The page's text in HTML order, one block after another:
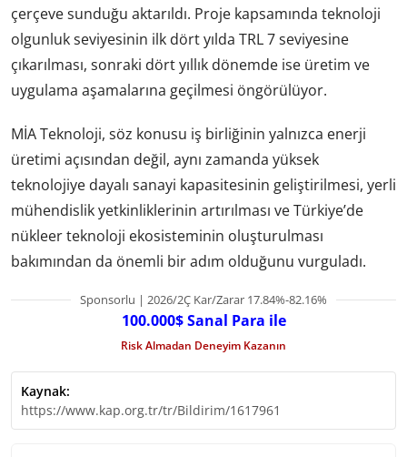
çerçeve sunduğu aktarıldı. Proje kapsamında teknoloji
olgunluk seviyesinin ilk dört yılda TRL 7 seviyesine
çıkarılması, sonraki dört yıllık dönemde ise üretim ve
uygulama aşamalarına geçilmesi öngörülüyor.
MİA Teknoloji, söz konusu iş birliğinin yalnızca enerji
üretimi açısından değil, aynı zamanda yüksek
teknolojiye dayalı sanayi kapasitesinin geliştirilmesi, yerli
mühendislik yetkinliklerinin artırılması ve Türkiye’de
nükleer teknoloji ekosisteminin oluşturulması
bakımından da önemli bir adım olduğunu vurguladı.
Sponsorlu | 2026/2Ç Kar/Zarar 17.84%-82.16%
100.000$ Sanal Para ile
Risk Almadan Deneyim Kazanın
Kaynak:
https://www.kap.org.tr/tr/Bildirim/1617961